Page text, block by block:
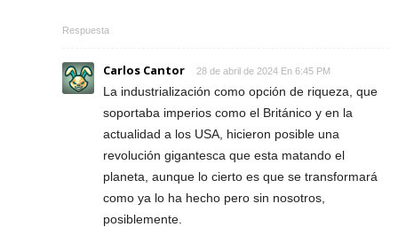
Respuesta
Carlos Cantor 28 de abril de 2024 En 6:45 PM
La industrialización como opción de riqueza, que
soportaba imperios como el Británico y en la
actualidad a los USA, hicieron posible una
revolución gigantesca que esta matando el
planeta, aunque lo cierto es que se transformará
como ya lo ha hecho pero sin nosotros,
posiblemente.